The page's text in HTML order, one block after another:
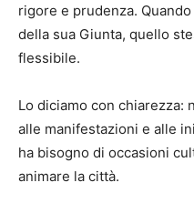
rigore e prudenza.
della sua Giunta, quello
flessibile.
Lo diciamo con chiarezza:
alle manifestazioni e alle
ha bisogno di occasioni
animare la città.